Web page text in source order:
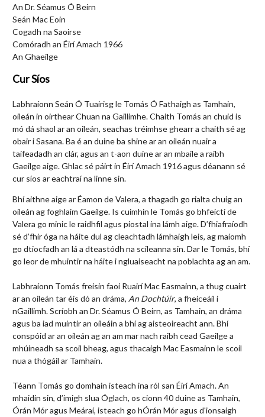
An Dr. Séamus Ó Beirn
Seán Mac Eoin
Cogadh na Saoirse
Comóradh an Éirí Amach 1966
An Ghaeilge
Cur Síos
Labhraíonn Seán Ó Tuairisg le Tomás Ó Fathaigh as Tamhain,
oileán in oirthear Chuan na Gaillimhe. Chaith Tomás an chuid is
mó dá shaol ar an oileán, seachas tréimhse ghearr a chaith sé ag
obair i Sasana. Ba é an duine ba shine ar an oileán nuair a
taifeadadh an clár, agus an t-aon duine ar an mbaile a raibh
Gaeilge aige. Ghlac sé páirt in Éirí Amach 1916 agus déanann sé
cur síos ar eachtraí na linne sin.
Bhí aithne aige ar Éamon de Valera, a thagadh go rialta chuig an
oileán ag foghlaim Gaeilge. Is cuimhin le Tomás go bhfeictí de
Valera go minic le raidhfil agus piostal ina lámh aige. D’fhiafraíodh
sé d’fhir óga na háite dul ag cleachtadh lámhaigh leis, ag maíomh
go dtiocfadh an lá a dteastódh na scileanna sin. Dar le Tomás, bhí
go leor de mhuintir na háite i ngluaiseacht na poblachta ag an am.
Labhraíonn Tomás freisin faoi Ruairí Mac Easmainn, a thug cuairt
ar an oileán tar éis dó an dráma, An Dochtúir, a fheiceáil i
nGaillimh. Scríobh an Dr. Séamus Ó Beirn, as Tamhain, an dráma
agus ba iad muintir an oileáin a bhí ag aisteoireacht ann. Bhí
conspóid ar an oileán ag an am mar nach raibh cead Gaeilge a
mhúineadh sa scoil bheag, agus thacaigh Mac Easmainn le scoil
nua a thógáil ar Tamhain.
Téann Tomás go domhain isteach ina ról san Éirí Amach. An
mhaidin sin, d’imigh slua Óglach, os cionn 40 duine as Tamhain,
Órán Mór agus Meáraí, isteach go hÓrán Mór agus d'ionsaigh